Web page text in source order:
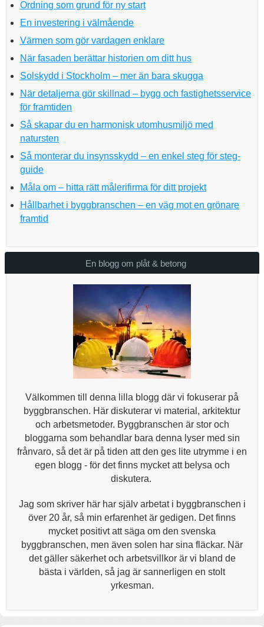
Ordning som grund för ny start
En investering i välmående
Värmen som gör vardagen enklare
När fasaden berättar historien om ditt hus
Solskydd i Stockholm – mer än bara skugga
När detaljerna gör skillnad – bygg och fastighetsservice
för framtiden
Så skapar du en harmonisk utomhusmiljö med
natursten
Så monterar du insynsskydd – en enkel steg för steg-
guide
Måla om – hitta rätt målerifirma för ditt projekt
Hållbarhet i byggbranschen – en väg mot en grönare
framtid
En blogg om plåt & betong
Välkommen till denna lilla blogg där vi fokuserar på
byggbranschen. Här diskuterar vi material, arkitektur
och arbetsmetoder. Byggbranschen är stor och
bloggarna som behandlar bara denna lyser med sin
frånvaro, så det är på tiden att den ges lite utrymme i en
egen blogg - för det finns mycket att belysa och
diskutera.
Jag som skriver här har själv arbetat i byggbranschen i
över 20 år, så min erfarenhet är gedigen. Det finns
mycket positivt att säga om den svenska
byggbranschen, men även solen har sina fläckar. När
det gäller säkerhet och arbetsvillkor är vi bland de
bästa i världen, så jag är sannerligen en stolt
yrkesman.